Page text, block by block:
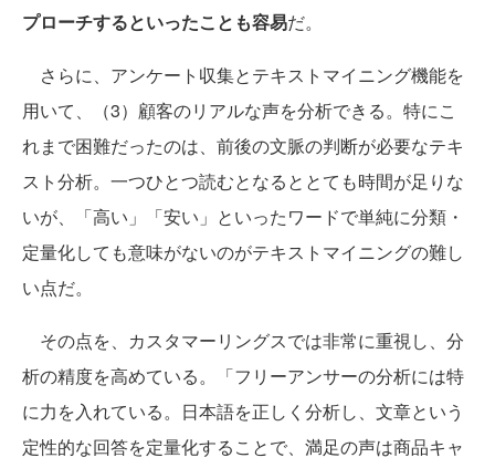
プローチするといったことも容易だ。
さらに、アンケート収集とテキストマイニング機能を
用いて、（3）顧客のリアルな声を分析できる。特にこ
れまで困難だったのは、前後の文脈の判断が必要なテキ
スト分析。一つひとつ読むとなるととても時間が足りな
いが、「高い」「安い」といったワードで単純に分類・
定量化しても意味がないのがテキストマイニングの難し
い点だ。
その点を、カスタマーリングスでは非常に重視し、分
析の精度を高めている。「フリーアンサーの分析には特
に力を入れている。日本語を正しく分析し、文章という
定性的な回答を定量化することで、満足の声は商品キャ